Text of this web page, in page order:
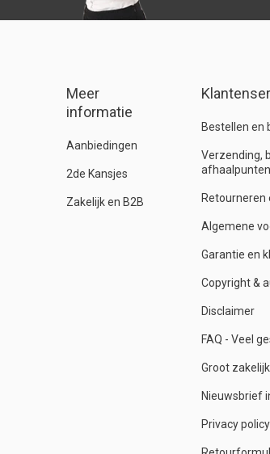
Meer
informatie
Aanbiedingen
2de Kansjes
Zakelijk en B2B
Bestellen en
Verzending,
afhaalpunten
Retourneren
Algemene
Garantie en
Copyright &
Disclaimer
FAQ - Veel
Groot
Nieuwsbrief
Privacy